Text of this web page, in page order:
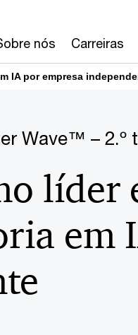
nós Carreiras
IA por empresa
Wave™ – 2.º
líder
em